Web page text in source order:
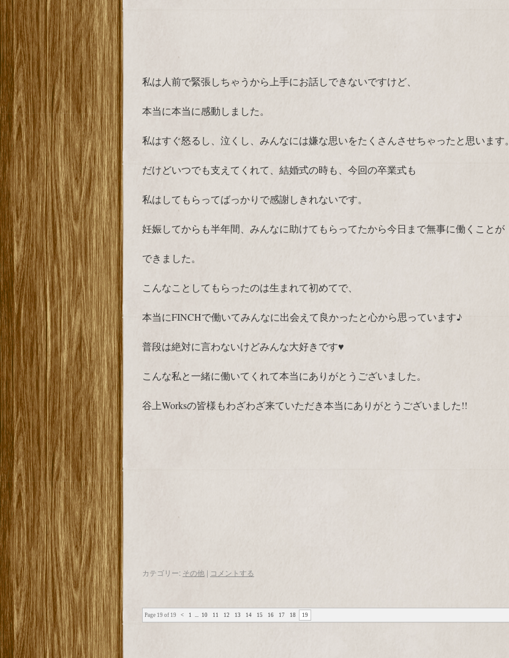
私は人前で緊張しちゃうから上手にお話しできないですけど、
本当に本当に感動しました。
私はすぐ怒るし、泣くし、みんなには嫌な思いをたくさんさせちゃったと思います。
だけどいつでも支えてくれて、結婚式の時も、今回の卒業式も
私はしてもらってばっかりで感謝しきれないです。
妊娠してからも半年間、みんなに助けてもらってたから今日まで無事に働くことが
できました。
こんなことしてもらったのは生まれて初めてで、
本当にFINCHで働いてみんなに出会えて良かったと心から思っています♪
普段は絶対に言わないけどみんな大好きです♥
こんな私と一緒に働いてくれて本当にありがとうございました。
谷上Worksの皆様もわざわざ来ていただき本当にありがとうございました!!
カテゴリー: その他 | コメントする
Page 19 of 19 < 1 ... 10 11 12 13 14 15 16 17 18 19